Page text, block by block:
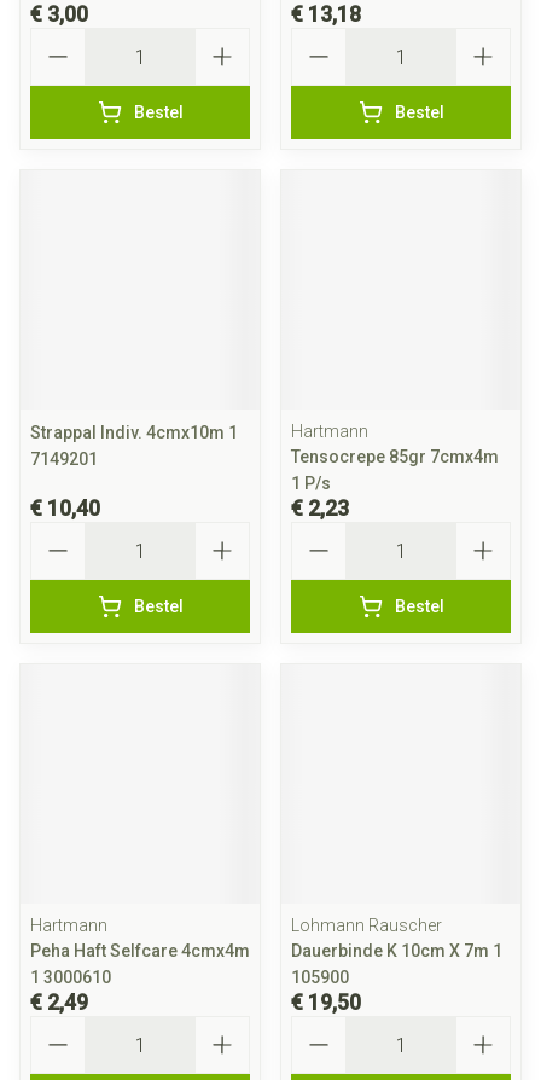
€ 3,00
Bestel
€ 13,18
Bestel
Strappal Indiv. 4cmx10m 1
7149201
€ 10,40
Bestel
Hartmann
Tensocrepe 85gr 7cmx4m
1 P/s
€ 2,23
Bestel
Hartmann
Peha Haft Selfcare 4cmx4m
1 3000610
€ 2,49
Lohmann Rauscher
Dauerbinde K 10cm X 7m 1
105900
€ 19,50